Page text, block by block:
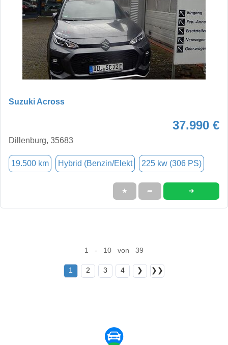
Suzuki Across
37.990 €
Dillenburg, 35683
19.500 km Hybrid (Benzin/Elekt 225 kw (306 PS)
★ ➦ ➜
1 - 10 von 39
1 2 3 4 ❯ ❯❯